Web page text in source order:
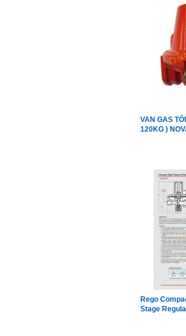
VAN GAS
120KG )
Rego
Stage